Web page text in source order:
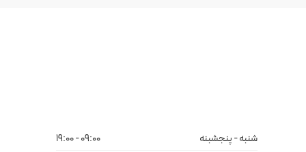
شنبه - پنجشبنه 09:00 - 19:00